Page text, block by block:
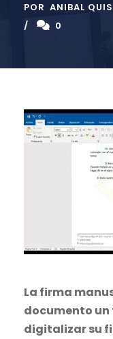
POR ANIBAL
0
La firma
documento un
digitalizar su